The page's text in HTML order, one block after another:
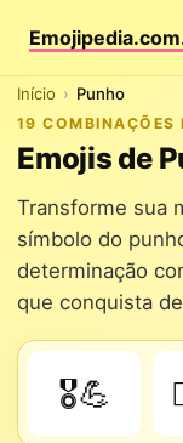
Início Punho
19 COMBINAÇÕES
Emojis de
Transforme sua
símbolo do
determinação
que conquista
🎖️💪